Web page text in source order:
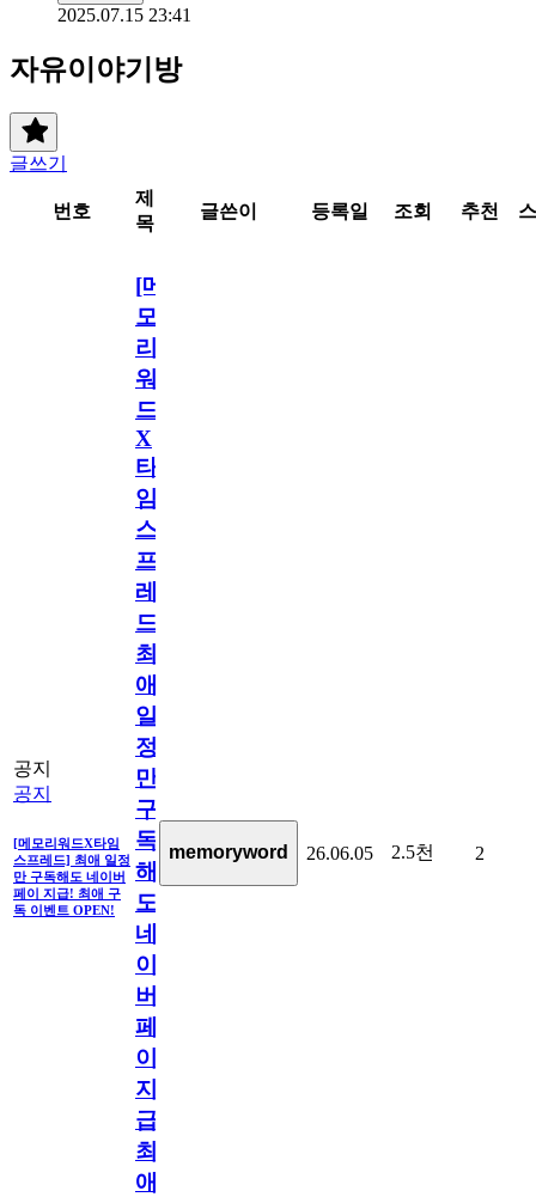
2025.07.15 23:41
자유이야기방
글쓰기
번호
제
목
글쓴이 등록일 조회 추천
공지
공지
[메모리워드X타임
스프레드] 최애 일정
만 구독해도 네이버
페이 지급! 최애 구
독 이벤트 OPEN!
[메
모
리
워
드
X
타
임
스
프
레
드]
최
애
일
정
만
구
독
해
도
네
이
버
페
이
지
급!
최
애
memoryword 26.06.05 2.5천 2